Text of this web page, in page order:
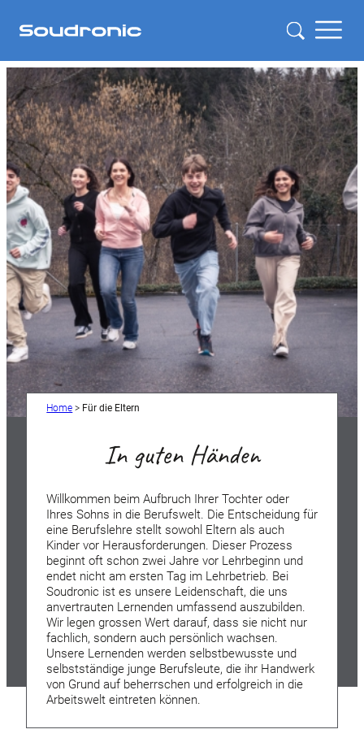
Home > Für die Eltern
In guten Händen
Willkommen beim Aufbruch Ihrer Tochter oder
Ihres Sohns in die Berufswelt. Die Entscheidung für
eine Berufslehre stellt sowohl Eltern als auch
Kinder vor Herausforderungen. Dieser Prozess
beginnt oft schon zwei Jahre vor Lehrbeginn und
endet nicht am ersten Tag im Lehrbetrieb. Bei
Soudronic ist es unsere Leidenschaft, die uns
anvertrauten Lernenden umfassend auszubilden.
Wir legen grossen Wert darauf, dass sie nicht nur
fachlich, sondern auch persönlich wachsen.
Unsere Lernenden werden selbstbewusste und
selbstständige junge Berufsleute, die ihr Handwerk
von Grund auf beherrschen und erfolgreich in die
Arbeitswelt eintreten können.